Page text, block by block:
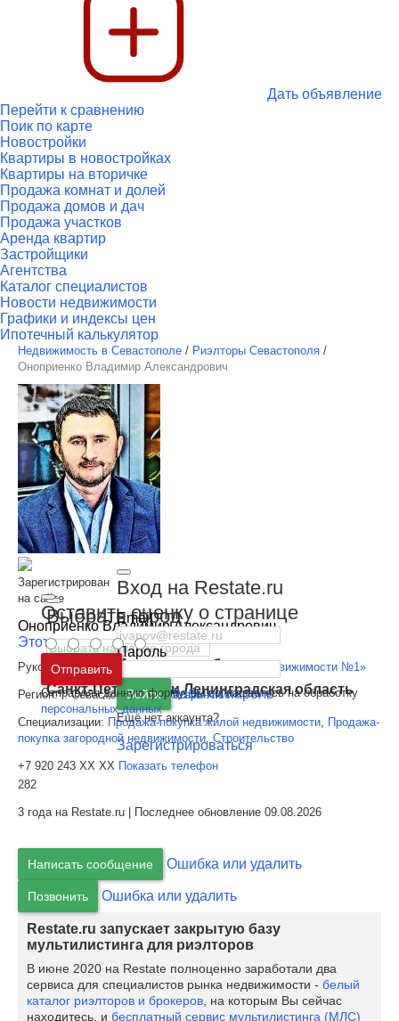
Дать объявление
Перейти к сравнению
Поик по карте
Новостройки
Квартиры в новостройках
Квартиры на вторичке
Продажа комнат и долей
Продажа домов и дач
Продажа участков
Аренда квартир
Застройщики
Агентства
Каталог специалистов
Новости недвижимости
Графики и индексы цен
Ипотечный калькулятор
Выбрать город
Москва и
Московская область
Санкт-Петербург иЛенинградская область
Вход на Restate.ru
Email
Пароль
Войти Забыли пароль
Ещё нет аккаунта?
Зарегистрироваться
Недвижимость в Севастополе / Риэлторы Севастополя /
Оноприенко Владимир Александрович
Зарегистрирован
на сайте
Оноприенко Владимир Александрович
Этот специалист - я
Руководитель АН в Оноприенко, АН «Бюро Недвижимости №1»
Регион:г. Севастополь,р-н Гагаринский
Специализации: Продажа-покупка жилой недвижимости, Продажа-
покупка загородной недвижимости, Строительство
+7 920 243 XX XX Показать телефон
282
3 года на Restate.ru | Последнее обновление 09.08.2026
Написать сообщение Ошибка или удалить
Позвонить Ошибка или удалить
Restate.ru запускает закрытую базу
мультилистинга для риэлторов
В июне 2020 на Restate полноценно заработали два
сервиса для специалистов рынка недвижимости - белый
каталог риэлторов и брокеров , на которым Вы сейчас
находитесь, и бесплатный сервис мультилистинга (МЛС)
Оставить оценку о странице
Отправить
Отправляя данную форму, вы соглашаетесь на обработку
персональных данных